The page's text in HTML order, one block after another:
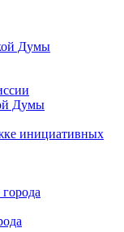
Думы
Думы
инициативных